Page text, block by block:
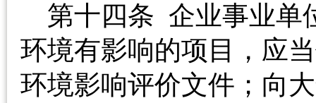
第十四条 企业事业单
环境有影响的项目，应
环境影响评价文件；向